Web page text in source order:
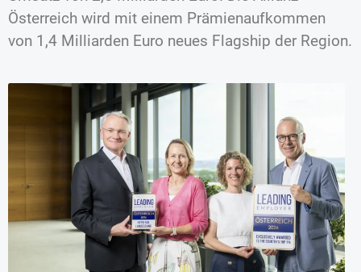
Österreich wird mit einem Prämienaufkommen
von 1,4 Milliarden Euro neues Flagship der Region.